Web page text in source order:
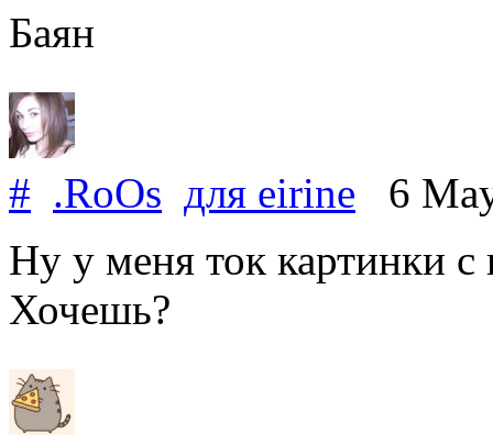
Баян
# .RoOs для eirine 6
Ну у меня ток картинки
Хочешь?